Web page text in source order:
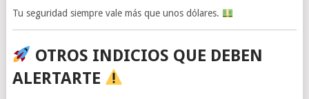
Tu seguridad siempre vale más que unos dólares.
OTROS INDICIOS QUE DEBEN
ALERTARTE